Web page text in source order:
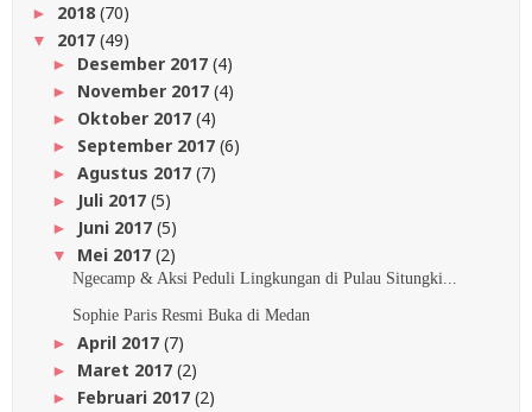
► 2018 (70)
▼ 2017 (49)
► Desember 2017 (4)
► November 2017 (4)
► Oktober 2017 (4)
► September 2017 (6)
► Agustus 2017 (7)
► Juli 2017 (5)
► Juni 2017 (5)
▼ Mei 2017 (2)
Ngecamp & Aksi Peduli Lingkungan di Pulau Situngki...
Sophie Paris Resmi Buka di Medan
► April 2017 (7)
► Maret 2017 (2)
► Februari 2017 (2)